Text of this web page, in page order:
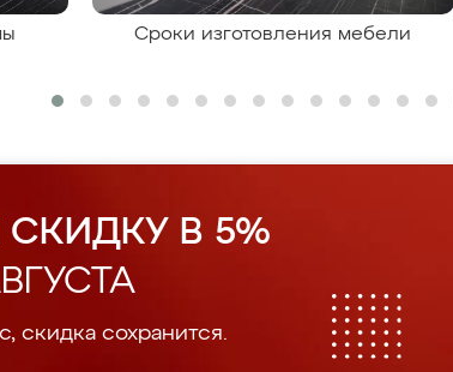
Сроки изготовления мебели
В 5%
скидка сохранится.